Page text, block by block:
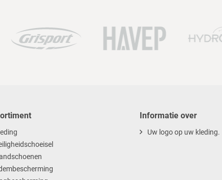
Informatie over
Uw logo op uw kleding.